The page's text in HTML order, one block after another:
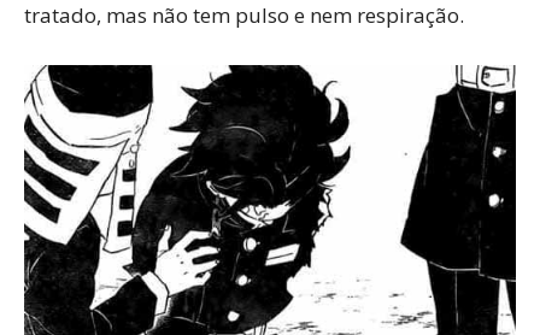
tratado, mas não tem pulso e nem respiração.